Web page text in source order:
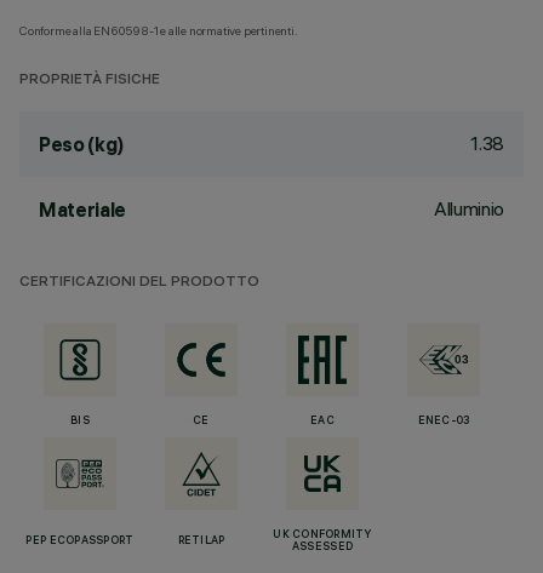
Conforme alla EN60598-1 e alle normative pertinenti.
PROPRIETÀ FISICHE
Peso (kg) 1.38
Materiale Alluminio
CERTIFICAZIONI DEL PRODOTTO
BIS CE EAC ENEC-03
PEP ECOPASSPORT RETILAP
UK CONFORMITY
ASSESSED